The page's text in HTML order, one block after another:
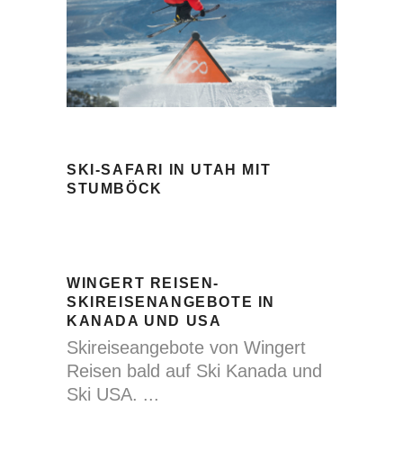
SKI-SAFARI IN UTAH MIT
STUMBÖCK
WINGERT REISEN-
SKIREISENANGEBOTE IN
KANADA UND USA
Skireiseangebote von Wingert
Reisen bald auf Ski Kanada und
Ski USA.